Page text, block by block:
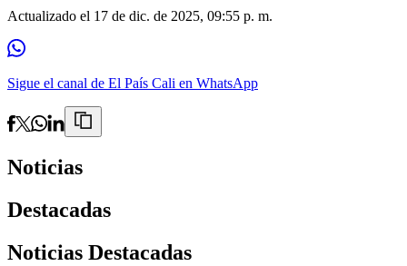
Actualizado el 17 de dic. de 2025, 09:55 p. m.
Sigue el canal de El País Cali en WhatsApp
Noticias
Destacadas
Noticias Destacadas